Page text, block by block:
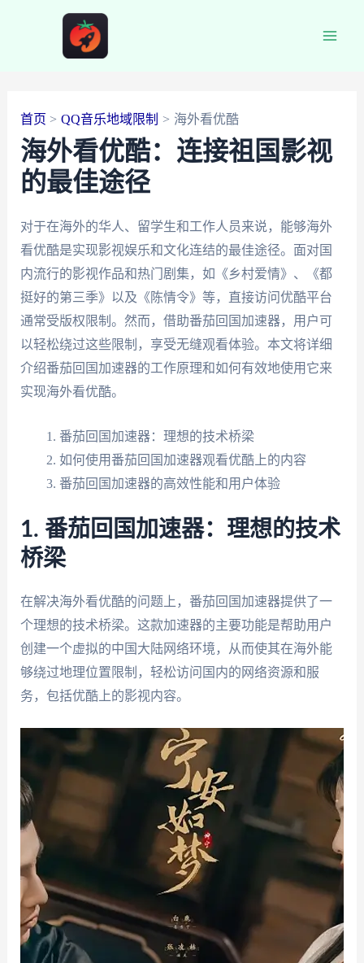
首页 QQ音乐地域限制 海外看优酷
海外看优酷：连接祖国影视
的最佳途径
对于在海外的华人、留学生和工作人员来说，能够海外
看优酷是实现影视娱乐和文化连结的最佳途径。面对国
内流行的影视作品和热门剧集，如《乡村爱情》、《都
挺好的第三季》以及《陈情令》等，直接访问优酷平台
通常受版权限制。然而，借助番茄回国加速器，用户可
以轻松绕过这些限制，享受无缝观看体验。本文将详细
介绍番茄回国加速器的工作原理和如何有效地使用它来
实现海外看优酷。
番茄回国加速器：理想的技术桥梁
如何使用番茄回国加速器观看优酷上的内容
番茄回国加速器的高效性能和用户体验
1. 番茄回国加速器：理想的技术
桥梁
在解决海外看优酷的问题上，番茄回国加速器提供了一
个理想的技术桥梁。这款加速器的主要功能是帮助用户
创建一个虚拟的中国大陆网络环境，从而使其在海外能
够绕过地理位置限制，轻松访问国内的网络资源和服
务，包括优酷上的影视内容。